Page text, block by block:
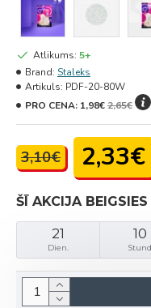
ŠĪ AKCIJA BEIGSIES
21
Dien.
10
3,10€ 2,33€
Atlikums: 5+
Brand: Staleks
Artikuls: PDF-20-80W
PRO CENA: 1,98€2,65€